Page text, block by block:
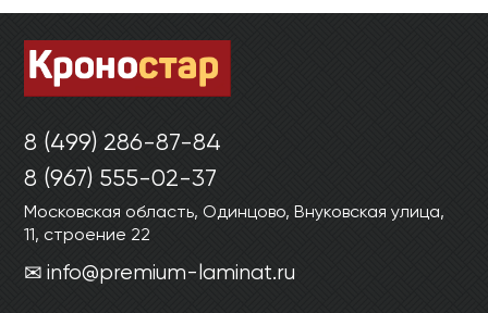
8 (499) 286-87-84
8 (967) 555-02-37
Московская область, Одинцово, Внуковская улица,
11, строение 22
info@premium-laminat.ru